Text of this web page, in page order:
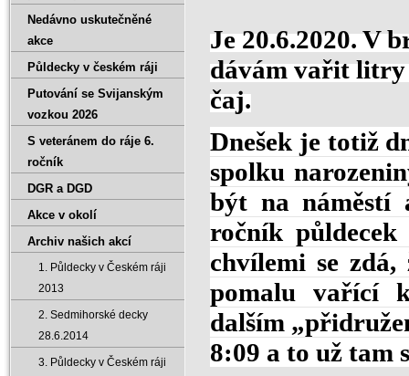
Je 20.6.2020. V
dávám vařit litry
čaj.
Dnešek je totiž
spolku
být na náměstí
ročník půldecek
chvílemi se zdá,
pomalu vařící
dalším
8:09 a to už tam
Nedávno uskutečněné
akce
Půldecky v českém ráji
Putování se Svijanským
vozkou 2026
S veteránem do ráje 6.
ročník
DGR a DGD
Akce v okolí
Archiv našich akcí
1. Půldecky v Českém ráji
2013
2. Sedmihorské decky
28.6.2014
3. Půldecky v Českém ráji